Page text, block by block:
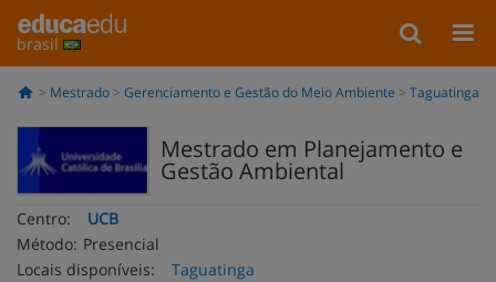
brasil
Mestrado Gerenciamento e Gestão do Meio Ambiente Taguatinga
Mestrado em Planejamento e
Gestão Ambiental
Centro:
UCB
Método: Presencial
Locais disponíveis:
Taguatinga